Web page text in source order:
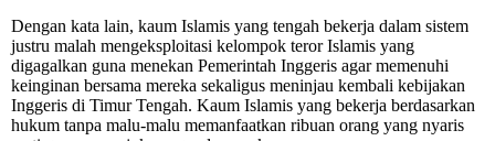
Dengan kata lain, kaum Islamis yang tengah bekerja dalam sistem
justru malah mengeksploitasi kelompok teror Islamis yang
digagalkan guna menekan Pemerintah Inggeris agar memenuhi
keinginan bersama mereka sekaligus meninjau kembali kebijakan
Inggeris di Timur Tengah. Kaum Islamis yang bekerja berdasarkan
hukum tanpa malu-malu memanfaatkan ribuan orang yang nyaris